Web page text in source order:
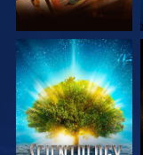
VERKEN DE SERIE